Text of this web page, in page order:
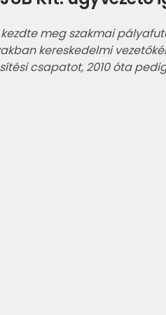
kezdte meg szakmai
kereskedelmi
csapatot, 2010 óta